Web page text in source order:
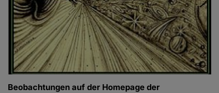
Beobachtungen auf der Homepage der